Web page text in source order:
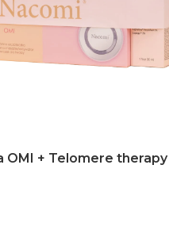
OMI + Telomere therapy